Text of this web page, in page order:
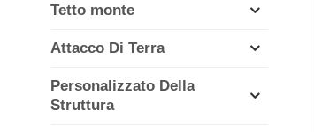
Tetto monte
Attacco Di Terra
Personalizzato Della
Struttura